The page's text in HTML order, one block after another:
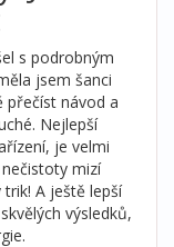
s podrobným
jsem šanci
přečíst návod a
Nejlepší
je velmi
mizí
A ještě lepší
výsledků,